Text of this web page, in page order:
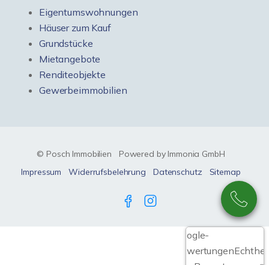
Eigentumswohnungen
Häuser zum Kauf
Grundstücke
Mietangebote
Renditeobjekte
Gewerbeimmobilien
© Posch Immobilien
Powered by Immonia GmbH
Impressum
Widerrufsbelehrung Datenschutz Sitemap
Google-
Bewertungen